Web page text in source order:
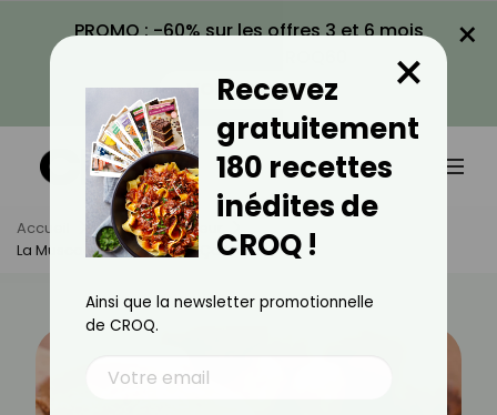
PROMO : -60% sur les offres 3 et 6 mois
VOIR LA PROMO
×
Accueil Actus
Minceur
La Muscade Pour Maigrir, Ça Marche ?
Recevez
gratuitement
180 recettes
inédites de
CROQ !
×
Ainsi que la newsletter promotionnelle
de CROQ.